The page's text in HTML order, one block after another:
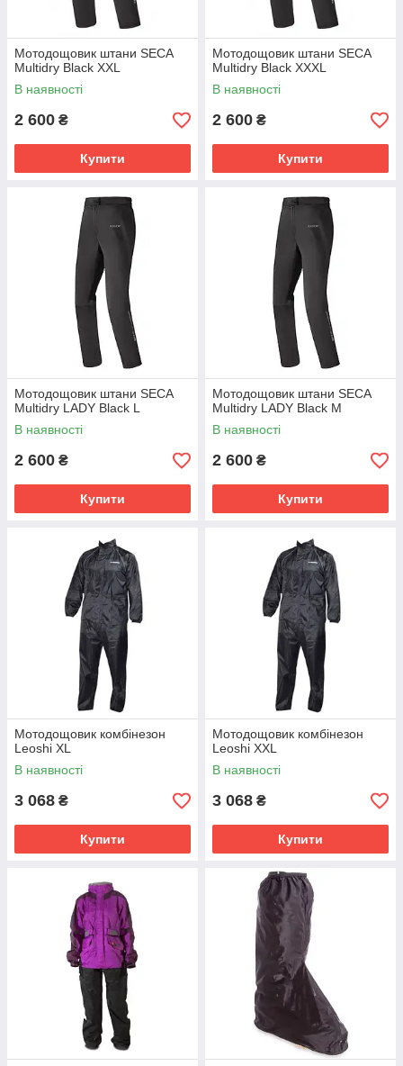
Мотодощовик штани SECA
Multidry Black XXL
В наявності
2 600 ₴
Купити
Мотодощовик штани SECA
Multidry Black XXXL
В наявності
2 600 ₴
Купити
Мотодощовик штани SECA
Multidry LADY Black L
В наявності
2 600 ₴
Купити
Мотодощовик штани SECA
Multidry LADY Black M
В наявності
2 600 ₴
Купити
Мотодощовик комбінезон
Leoshi XL
В наявності
3 068 ₴
Купити
Мотодощовик комбінезон
Leoshi XXL
В наявності
3 068 ₴
Купити